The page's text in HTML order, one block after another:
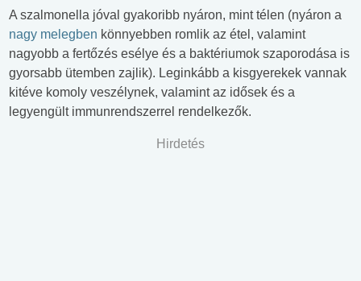
A szalmonella jóval gyakoribb nyáron, mint télen (nyáron a
nagy melegben könnyebben romlik az étel, valamint
nagyobb a fertőzés esélye és a baktériumok szaporodása is
gyorsabb ütemben zajlik). Leginkább a kisgyerekek vannak
kitéve komoly veszélynek, valamint az idősek és a
legyengült immunrendszerrel rendelkezők.
Hirdetés